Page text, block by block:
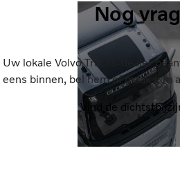
Nog
Uw lokale Volvo Trucks-dealer
eens binnen, bel hem of maak een
Vind de